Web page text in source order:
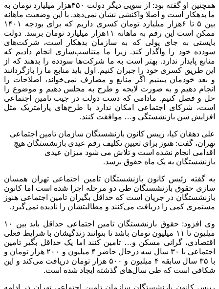
همچنین او گفته بود: از سویی دیگر دولت ۴۵۰هزار میلیارد تومان به
ما بدهکار است و اصلا واکنشی نشان نمی‌دهد. با این وضعیت ماهانه
بین ۵ تا ۶هزار میلیارد تومان کسری داریم که برای بودجه ۱۴۰۱
ممکن است این رقم به ماهانه ۱۱هزار میلیارد تومان برسد. دولت
بایستی به جای پولی که به سازمان بدهکار است، شرکت‌های
سودده خود را واگذار کند. زیرا ما متناسب‌سازی انجام دادیم که
منابع پایدار ندارد. بهتر است به ما شرکت‌ها سودده را بدهند که از
این طریق کسری خود را جبران کنیم. اول باید منابع ما را بازگردانند
و بعد خودمان ببینیم اگر منابع و مصارف نمی‌خواند، اصلاحات را
انجام دهیم و به صورت لایجه و طرح به مجلس دهیم و موضوع را
حل و فصل کنیم. مادامی که دست دولت در جیب تامین اجتماعی
است، شرکای اجتماعی امکان ندارد با طرح‌های پارامتریک مثل
افزایش سن بازنشستگی و… موافقت کنند.
علی دهقان کیا، رییس کانون بازنشستگان سازمان تامین اجتماعی
تهران، گفت: هنوز برای تعیین تکلیف رقم عیدی بازنشستگان هیچ
اقدامی انجام نشده است و تلاش می شود میزان عیدی
بازنشستگان به یک ماه حقوق برسد.
به گفته رئیس کانون بازنشستگان تامین اجتماعی تهران همسان
سازی حقوق بازنشستگان طی دو مرحله اجرا شده است اما کانون
بازنشستگان در جریان است که حداقل بگیران تامین اجتماعی هنوز
مستمری کمی را دریافت می‌کنند و مطالبتشان را نادیده نمی‌گیرد.
وی افزود: حقوق بازنشستگان تامین اجتماعی حداقل باید بین ۱۰
میلیون تا ۱۱ میلیون تومان باشد تا بتوانند زندگیشان با شرایط فعلی
اقتصادی، گرانی مسکن و… تامین کنند اما یک حداقل بگیر تامین
اجتماعی با ۳۰ سال سه درحال حاضر ۴ میلیون و ۲۰۰ هزار تومان و
با ۳۵ سال سابقه ۴ میلیون و ۵۰۰ هزار تومان دریافت می‌کند و این
شکافی است که طی سال‌های گذشته ایجاد شده است.
رییس کانون بازنشستگان سازمان تامین اجتماعی تهران در ادامه